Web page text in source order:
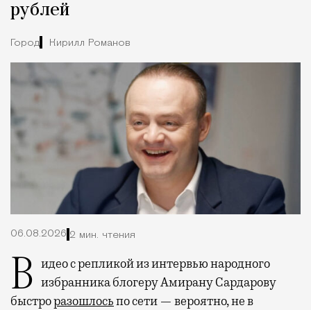
рублей
Город Кирилл Романов
06.08.2026 2 мин. чтения
Видео с репликой из интервью народного избранника блогеру Амирану Сардарову
быстроразошлосьпо сети — вероятно, не в